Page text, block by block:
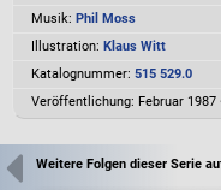
Musik: Phil Moss
Illustration: Klaus Witt
Katalognummer: 515 529.0
Veröffentlichung: Februar 1987
Weitere Folgen dieser Serie